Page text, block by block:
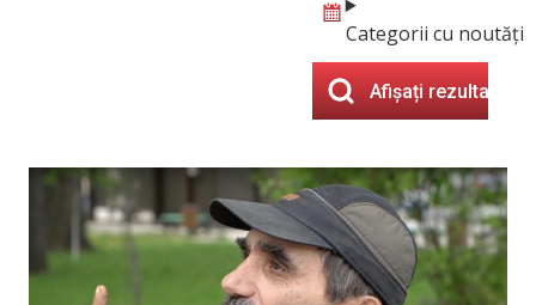
Categorii cu noutăți
Afișați rezultatele